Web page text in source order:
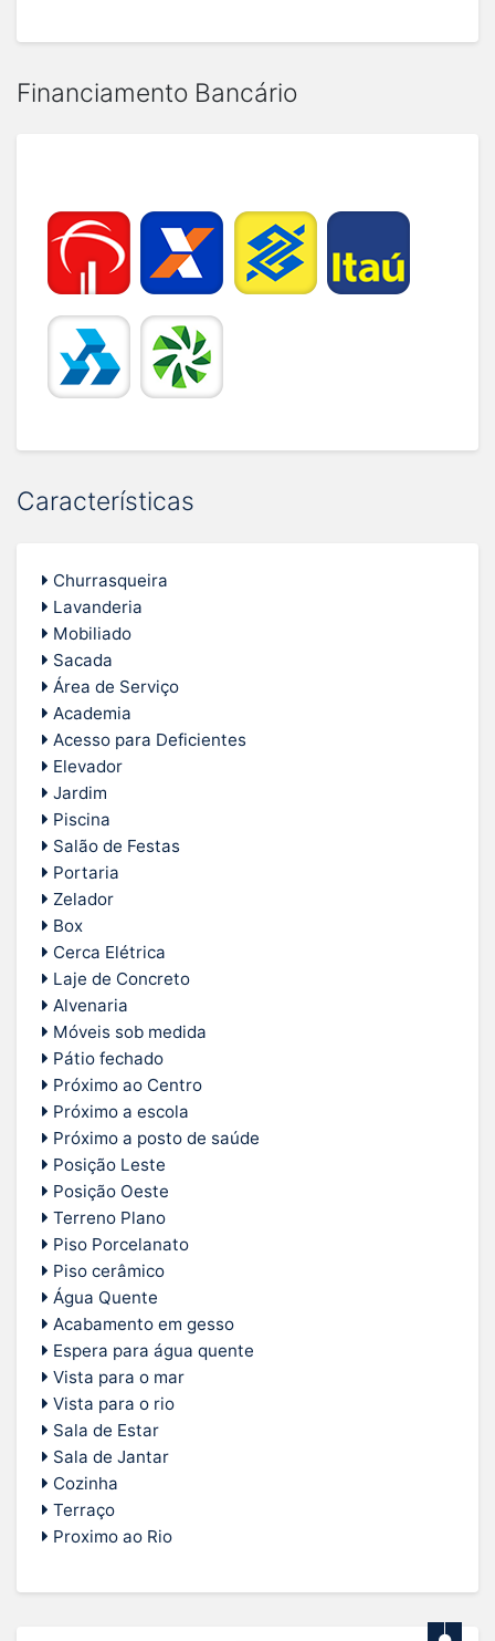
Financiamento Bancário
Características
Churrasqueira
Lavanderia
Mobiliado
Sacada
Área de Serviço
Academia
Acesso para Deficientes
Elevador
Jardim
Piscina
Salão de Festas
Portaria
Zelador
Box
Cerca Elétrica
Laje de Concreto
Alvenaria
Móveis sob medida
Pátio fechado
Próximo ao Centro
Próximo a escola
Próximo a posto de saúde
Posição Leste
Posição Oeste
Terreno Plano
Piso Porcelanato
Piso cerâmico
Água Quente
Acabamento em gesso
Espera para água quente
Vista para o mar
Vista para o rio
Sala de Estar
Sala de Jantar
Cozinha
Terraço
Proximo ao Rio